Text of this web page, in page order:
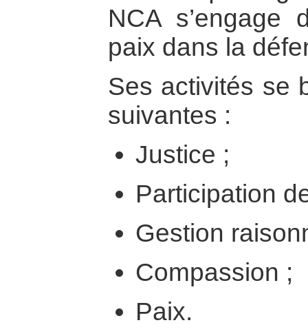
NCA
paix dans la
Ses activités se
suivantes :
Justice ;
Participation
Gestion
Compassion ;
Paix.